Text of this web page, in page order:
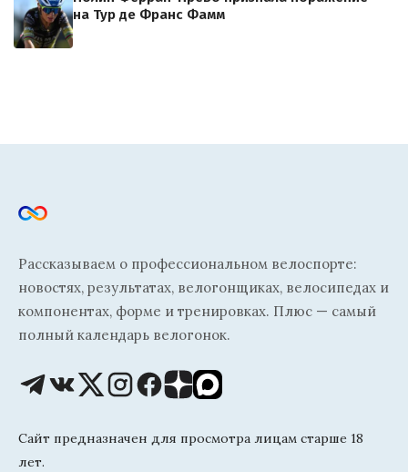
на Тур де Франс Фамм
Рассказываем о профессиональном велоспорте:
новостях, результатах, велогонщиках, велосипедах и
компонентах, форме и тренировках. Плюс — самый
полный календарь велогонок.
Сайт предназначен для просмотра лицам старше 18
лет.